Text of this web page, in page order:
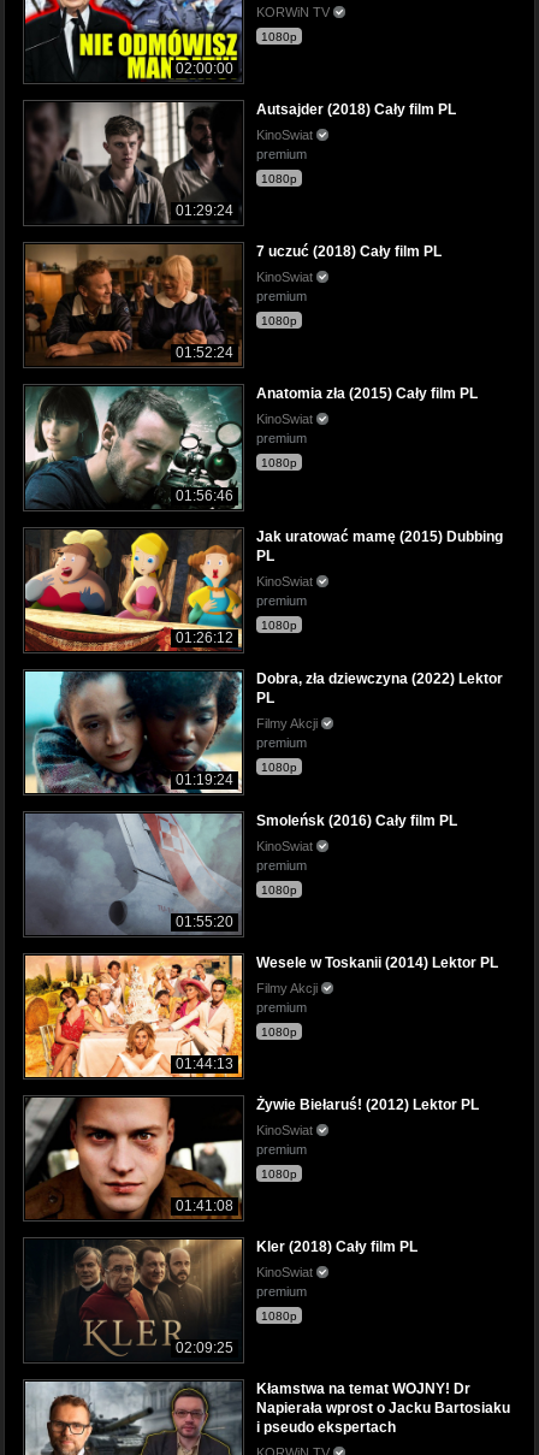
02:00:00
KORWiN TV
1080p
01:29:24
Autsajder (2018) Cały film PL
KinoSwiat
premium
1080p
01:52:24
7 uczuć (2018) Cały film PL
KinoSwiat
premium
1080p
01:56:46
Anatomia zła (2015) Cały film PL
KinoSwiat
premium
1080p
01:26:12
Jak uratować mamę (2015) Dubbing
PL
KinoSwiat
premium
1080p
01:19:24
Dobra, zła dziewczyna (2022) Lektor
PL
Filmy Akcji
premium
1080p
01:55:20
Smoleńsk (2016) Cały film PL
KinoSwiat
premium
1080p
01:44:13
Wesele w Toskanii (2014) Lektor PL
Filmy Akcji
premium
1080p
01:41:08
Żywie Biełaruś! (2012) Lektor PL
KinoSwiat
premium
1080p
02:09:25
Kler (2018) Cały film PL
KinoSwiat
premium
1080p
Kłamstwa na temat WOJNY! Dr
Napierała wprost o Jacku Bartosiaku
i pseudo ekspertach